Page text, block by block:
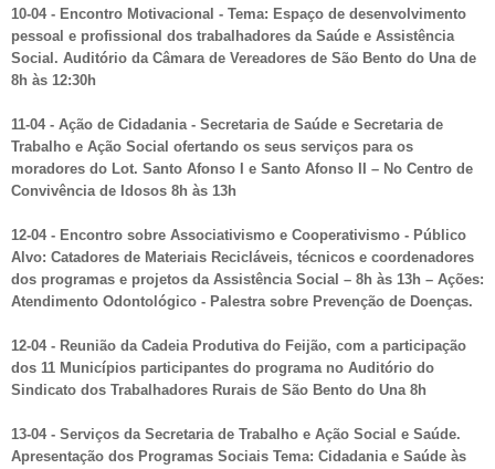
10-04 - Encontro Motivacional - Tema: Espaço de desenvolvimento
pessoal e profissional dos trabalhadores da Saúde e Assistência
Social. Auditório da Câmara de Vereadores de São Bento do Una de
8h às 12:30h
11-04 - Ação de Cidadania - Secretaria de Saúde e Secretaria de
Trabalho e Ação Social ofertando os seus serviços para os
moradores do Lot. Santo Afonso I e Santo Afonso II – No Centro de
Convivência de Idosos 8h às 13h
12-04 - Encontro sobre Associativismo e Cooperativismo - Público
Alvo: Catadores de Materiais Recicláveis, técnicos e coordenadores
dos programas e projetos da Assistência Social – 8h às 13h – Ações:
Atendimento Odontológico - Palestra sobre Prevenção de Doenças.
12-04 - Reunião da Cadeia Produtiva do Feijão, com a participação
dos 11 Municípios participantes do programa no Auditório do
Sindicato dos Trabalhadores Rurais de São Bento do Una 8h
13-04 - Serviços da Secretaria de Trabalho e Ação Social e Saúde.
Apresentação dos Programas Sociais Tema: Cidadania e Saúde às